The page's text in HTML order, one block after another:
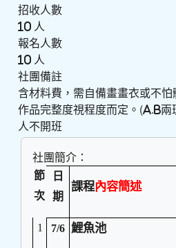
招收人數
10 人
報名人數
10 人
社團備註
含材料費，需自備畫畫衣或不
作品完整度視程度而定。(A.B
人不開班
社團簡介：
節
次
日
期
課程內容簡述
1 7/6 鯉魚池